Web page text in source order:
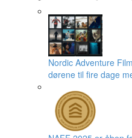
Nordic Adventure
dørene til fire dage